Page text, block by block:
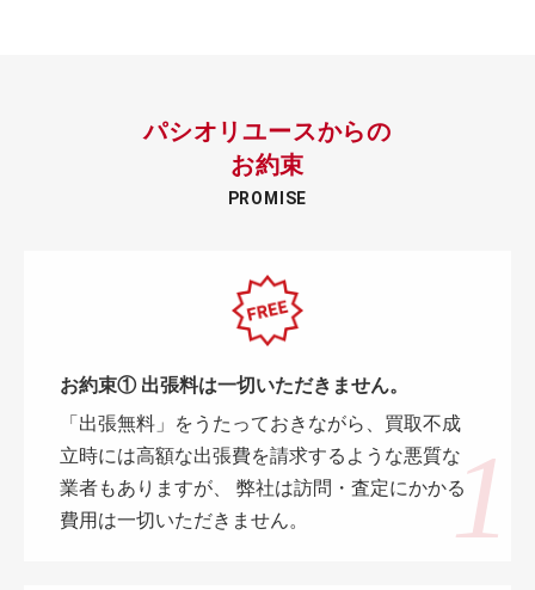
パシオリユースからの
お約束
PROMISE
お約束① 出張料は一切いただきません。
「出張無料」をうたっておきながら、買取不成
立時には高額な出張費を請求するような悪質な
業者もありますが、 弊社は訪問・査定にかかる
費用は一切いただきません。